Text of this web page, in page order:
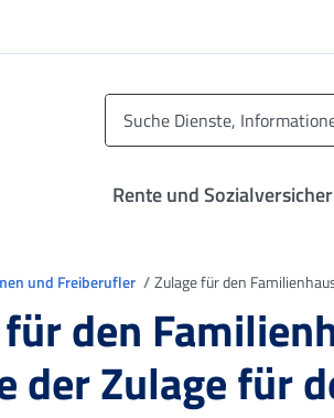
Rente und
und Freiberufler Zulage für den
den
der Zulage für